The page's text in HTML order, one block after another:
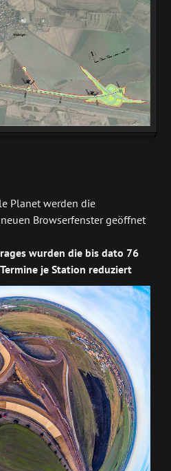
Planet werden die
Browserfenster geöffnet
wurden die bis dato 76
je Station reduziert